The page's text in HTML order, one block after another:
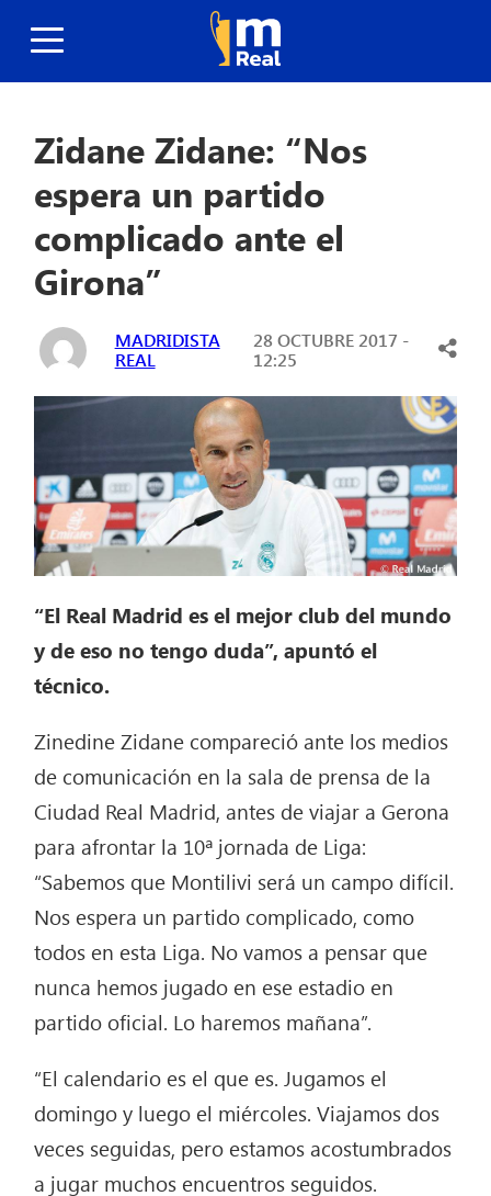
Zidane Zidane: “Nos
espera un partido
complicado ante el
Girona”
MADRIDISTA
REAL
28 OCTUBRE 2017 -
12:25
“El Real Madrid es el mejor club del mundo
y de eso no tengo duda”, apuntó el
técnico.
Zinedine Zidane compareció ante los medios
de comunicación en la sala de prensa de la
Ciudad Real Madrid, antes de viajar a Gerona
para afrontar la 10ª jornada de Liga:
“Sabemos que Montilivi será un campo difícil.
Nos espera un partido complicado, como
todos en esta Liga. No vamos a pensar que
nunca hemos jugado en ese estadio en
partido oficial. Lo haremos mañana”.
“El calendario es el que es. Jugamos el
domingo y luego el miércoles. Viajamos dos
veces seguidas, pero estamos acostumbrados
a jugar muchos encuentros seguidos.